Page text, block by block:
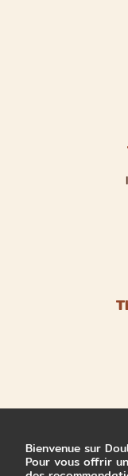
Bienvenue sur
Pour vous offrir